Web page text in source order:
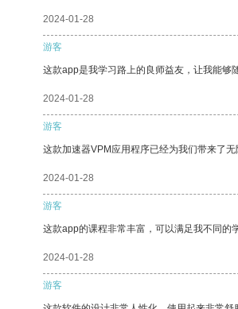
2024-01-28
游客
这款app是我学习路上的良师益友，让我能够
2024-01-28
游客
这款加速器VPM应用程序已经为我们带来了无
2024-01-28
游客
这款app的课程非常丰富，可以满足我不同的
2024-01-28
游客